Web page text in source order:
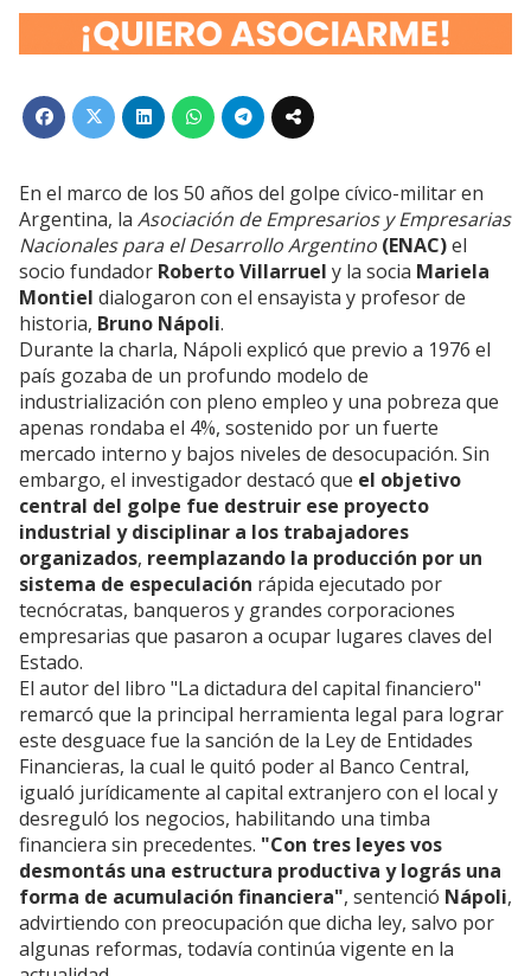
En el marco de los 50 años del golpe cívico-militar en
Argentina, la Asociación de Empresarios y Empresarias
Nacionales para el Desarrollo Argentino (ENAC)el
socio fundador Roberto Villarruel y la socia Mariela
Montiel dialogaron con el ensayista y profesor de
historia, Bruno Nápoli.
Durante la charla, Nápoli explicó que previo a 1976 el
país gozaba de un profundo modelo de
industrialización con pleno empleo y una pobreza que
apenas rondaba el 4%, sostenido por un fuerte
mercado interno y bajos niveles de desocupación. Sin
embargo, el investigador destacó que el objetivo
central del golpe fue destruir ese proyecto
industrial y disciplinar a los trabajadores
organizados, reemplazando la producción por un
sistema de especulación rápida ejecutado por
tecnócratas, banqueros y grandes corporaciones
empresarias que pasaron a ocupar lugares claves del
Estado.
El autor del libro "La dictadura del capital financiero"
remarcó que la principal herramienta legal para lograr
este desguace fue la sanción de la Ley de Entidades
Financieras, la cual le quitó poder al Banco Central,
igualó jurídicamente al capital extranjero con el local y
desreguló los negocios, habilitando una timba
financiera sin precedentes. "Con tres leyes vos
desmontás una estructura productiva y lográs una
forma de acumulación financiera", sentenció Nápoli,
advirtiendo con preocupación que dicha ley, salvo por
algunas reformas, todavía continúa vigente en la